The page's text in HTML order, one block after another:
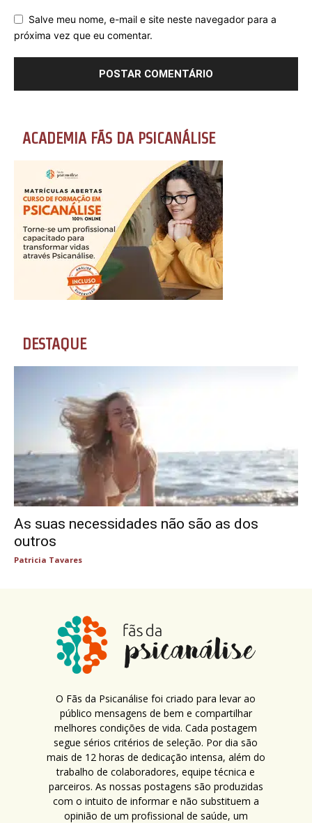
Salve meu nome, e-mail e site neste navegador para a
próxima vez que eu comentar.
ACADEMIA FÃS DA PSICANÁLISE
DESTAQUE
As suas necessidades não são as dos
outros
Patricia Tavares
O Fãs da Psicanálise foi criado para levar ao
público mensagens de bem e compartilhar
melhores condições de vida. Cada postagem
segue sérios critérios de seleção. Por dia são
mais de 12 horas de dedicação intensa, além do
trabalho de colaboradores, equipe técnica e
parceiros. As nossas postagens são produzidas
com o intuito de informar e não substituem a
opinião de um profissional de saúde, um